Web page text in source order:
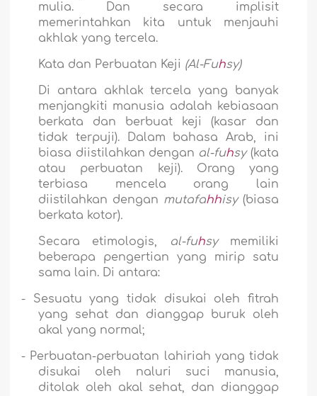
mulia. Dan secara implisit
memerintahkan kita untuk menjauhi
akhlak yang tercela.
Kata dan Perbuatan Keji (Al-Fuhsy)
Di antara akhlak tercela yang banyak
menjangkiti manusia adalah kebiasaan
berkata dan berbuat keji (kasar dan
tidak terpuji). Dalam bahasa Arab, ini
biasa diistilahkan dengan al-fuhsy(kata
atau perbuatan keji). Orang yang
terbiasa mencela orang
lain
diistilahkan dengan mutafahhisy(biasa
berkata kotor).
Secara etimologis, al-fuhsy memiliki
beberapa pengertian yang mirip satu
sama lain. Di antara:
-
Sesuatu yang tidak disukai oleh fitrah
yang sehat dan dianggap buruk oleh
akal yang normal;
- Perbuatan-perbuatan lahiriah yang tidak
disukai oleh naluri suci manusia,
ditolak oleh akal sehat, dan dianggap